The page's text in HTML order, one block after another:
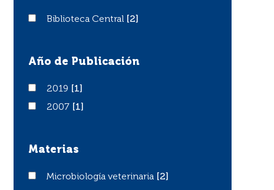
Biblioteca Central
Biblioteca Central [2]
Año de Publicación
20192019
[1]
20072007 [1]
Materias
Microbiología veterinaria
Microbiología veterinaria [2]